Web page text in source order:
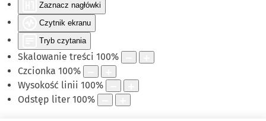
Zaznacz nagłówki
Czytnik ekranu
Tryb czytania
Skalowanie treści 100%
Czcionka 100%
Wysokość linii 100%
Odstęp liter 100%